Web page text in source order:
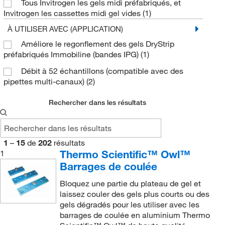
Owl™ Système d’électrophorèse sur gel large D3-
14, A3-1 et A6(1)
Polaroid Caméra(1)
SE 215, SE 275 Gel Moulant Multiple(2)
SE 235 Gel Multiple Moulant
SE 245 Double Gel Caster
SE 250 Vertical Electrophoresis Unit
(1)
SE 250, SE 260 Mini format Unité
d’électrophorèse verticale sur gel(6)
SE 250, SE 260 Mini unité d’électrophorèse
verticale(2)
SE 250, SE 260, MiniVE™ Système
d’électrophorèse verticale(12)
End Gates(1)
Ensemble de poignée à came pour pince cassette
(1)
Ensemble d’espaceurs(3)
Entretoise en forme de T(7)
Feuille de remplissage(2)
Filtre photographique(1)
Gasket(1)
Gel Seal(2)
IPGBox
IPGBox Kit(1)
Joint d’étanchéité(1)
Tous Invitrogen les gels midi préfabriqués, et
Invitrogen les cassettes midi gel vides (1)
À UTILISER AVEC (APPLICATION)
Améliore le regonflement des gels DryStrip
préfabriqués Immobiline (bandes IPG) (1)
Débit à 52 échantillons (compatible avec des
pipettes multi-canaux) (2)
Rechercher dans les résultats
1 – 15 de 202 résultats
1
Thermo Scientific™ Owl™
Barrages de coulée
Bloquez une partie du plateau de gel et
laissez couler des gels plus courts ou des
gels dégradés pour les utiliser avec les
barrages de coulée en aluminium Thermo